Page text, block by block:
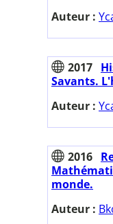
Auteur :
2017
Savants.
Auteur :
2016
monde.
Auteur :